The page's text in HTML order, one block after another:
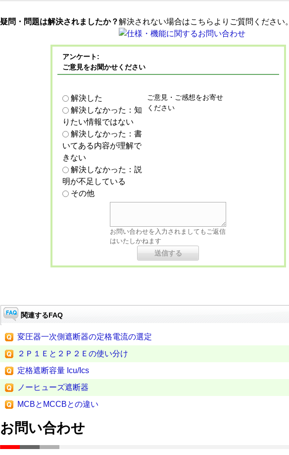
疑問・問題は解決されましたか？解決されない場合はこちらよりご質問ください。
アンケート:
ご意見をお聞かせください
解決した
解決しなかった：知
りたい情報ではない
解決しなかった：書
いてある内容が理解で
きない
解決しなかった：説
明が不足している
その他
ご意見・ご感想をお寄せ
ください
お問い合わせを入力されましてもご返信
はいたしかねます
関連するFAQ
変圧器一次側遮断器の定格電流の選定
２Ｐ１Ｅと２Ｐ２Ｅの使い分け
定格遮断容量 Icu/Ics
ノーヒューズ遮断器
MCBとMCCBとの違い
お問い合わせ